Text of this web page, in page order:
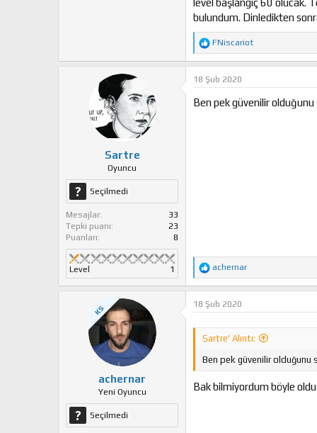
level başlangıç 60 olucak.
bulundum. Dinledikten
T
e
p
k
e
FNiscariot
Sartre
Oyuncu
Seçilmedi
Mesajlar
33
Tepki puanı
23
Puanları
8
Level 1
18 Şub 2020
Ben pek güvenilir olduğunu
T
e
p
:
achernar
KS
achernar
Yeni Oyuncu
Seçilmedi
18 Şub 2020
Sartre' Alıntı:
Ben pek güvenilir olduğunu
Bak bilmiyordum böyle